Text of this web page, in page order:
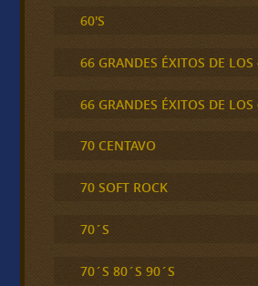
60'S
66 GRANDES ÉXITOS DE LOS
66 GRANDES ÉXITOS DE
70 CENTAVO
70 SOFT ROCK
70´S
70´S 80´S 90´S